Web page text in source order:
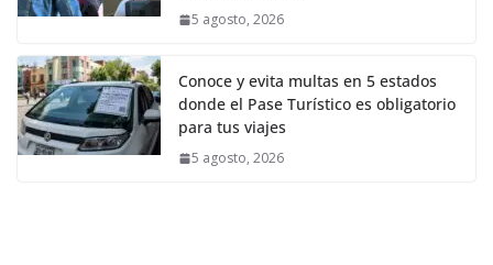
5 agosto, 2026
Conoce y evita multas en 5 estados
donde el Pase Turístico es obligatorio
para tus viajes
5 agosto, 2026